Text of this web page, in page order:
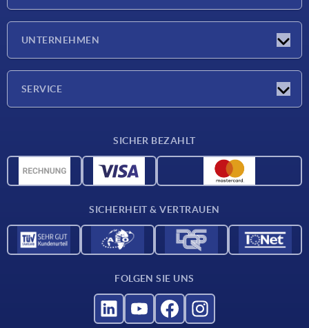
UNTERNEHMEN
SERVICE
CAD-Daten
Für Lieferanten
SICHER BEZAHLT
SICHERHEIT & VERTRAUEN
FOLGEN SIE UNS